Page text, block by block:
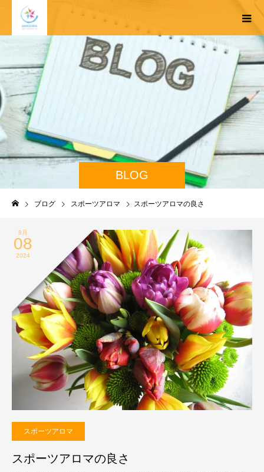
BLOG
ブログ スポーツアロマ スポーツアロマの良さ
8月
08
2024
スポーツアロマ
スポーツアロマの良さ